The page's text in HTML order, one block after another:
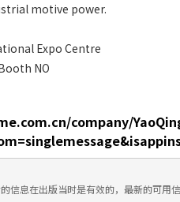
motive power.
Expo Centre
NO
company/
信息在出版当时是有效的，最新的可用